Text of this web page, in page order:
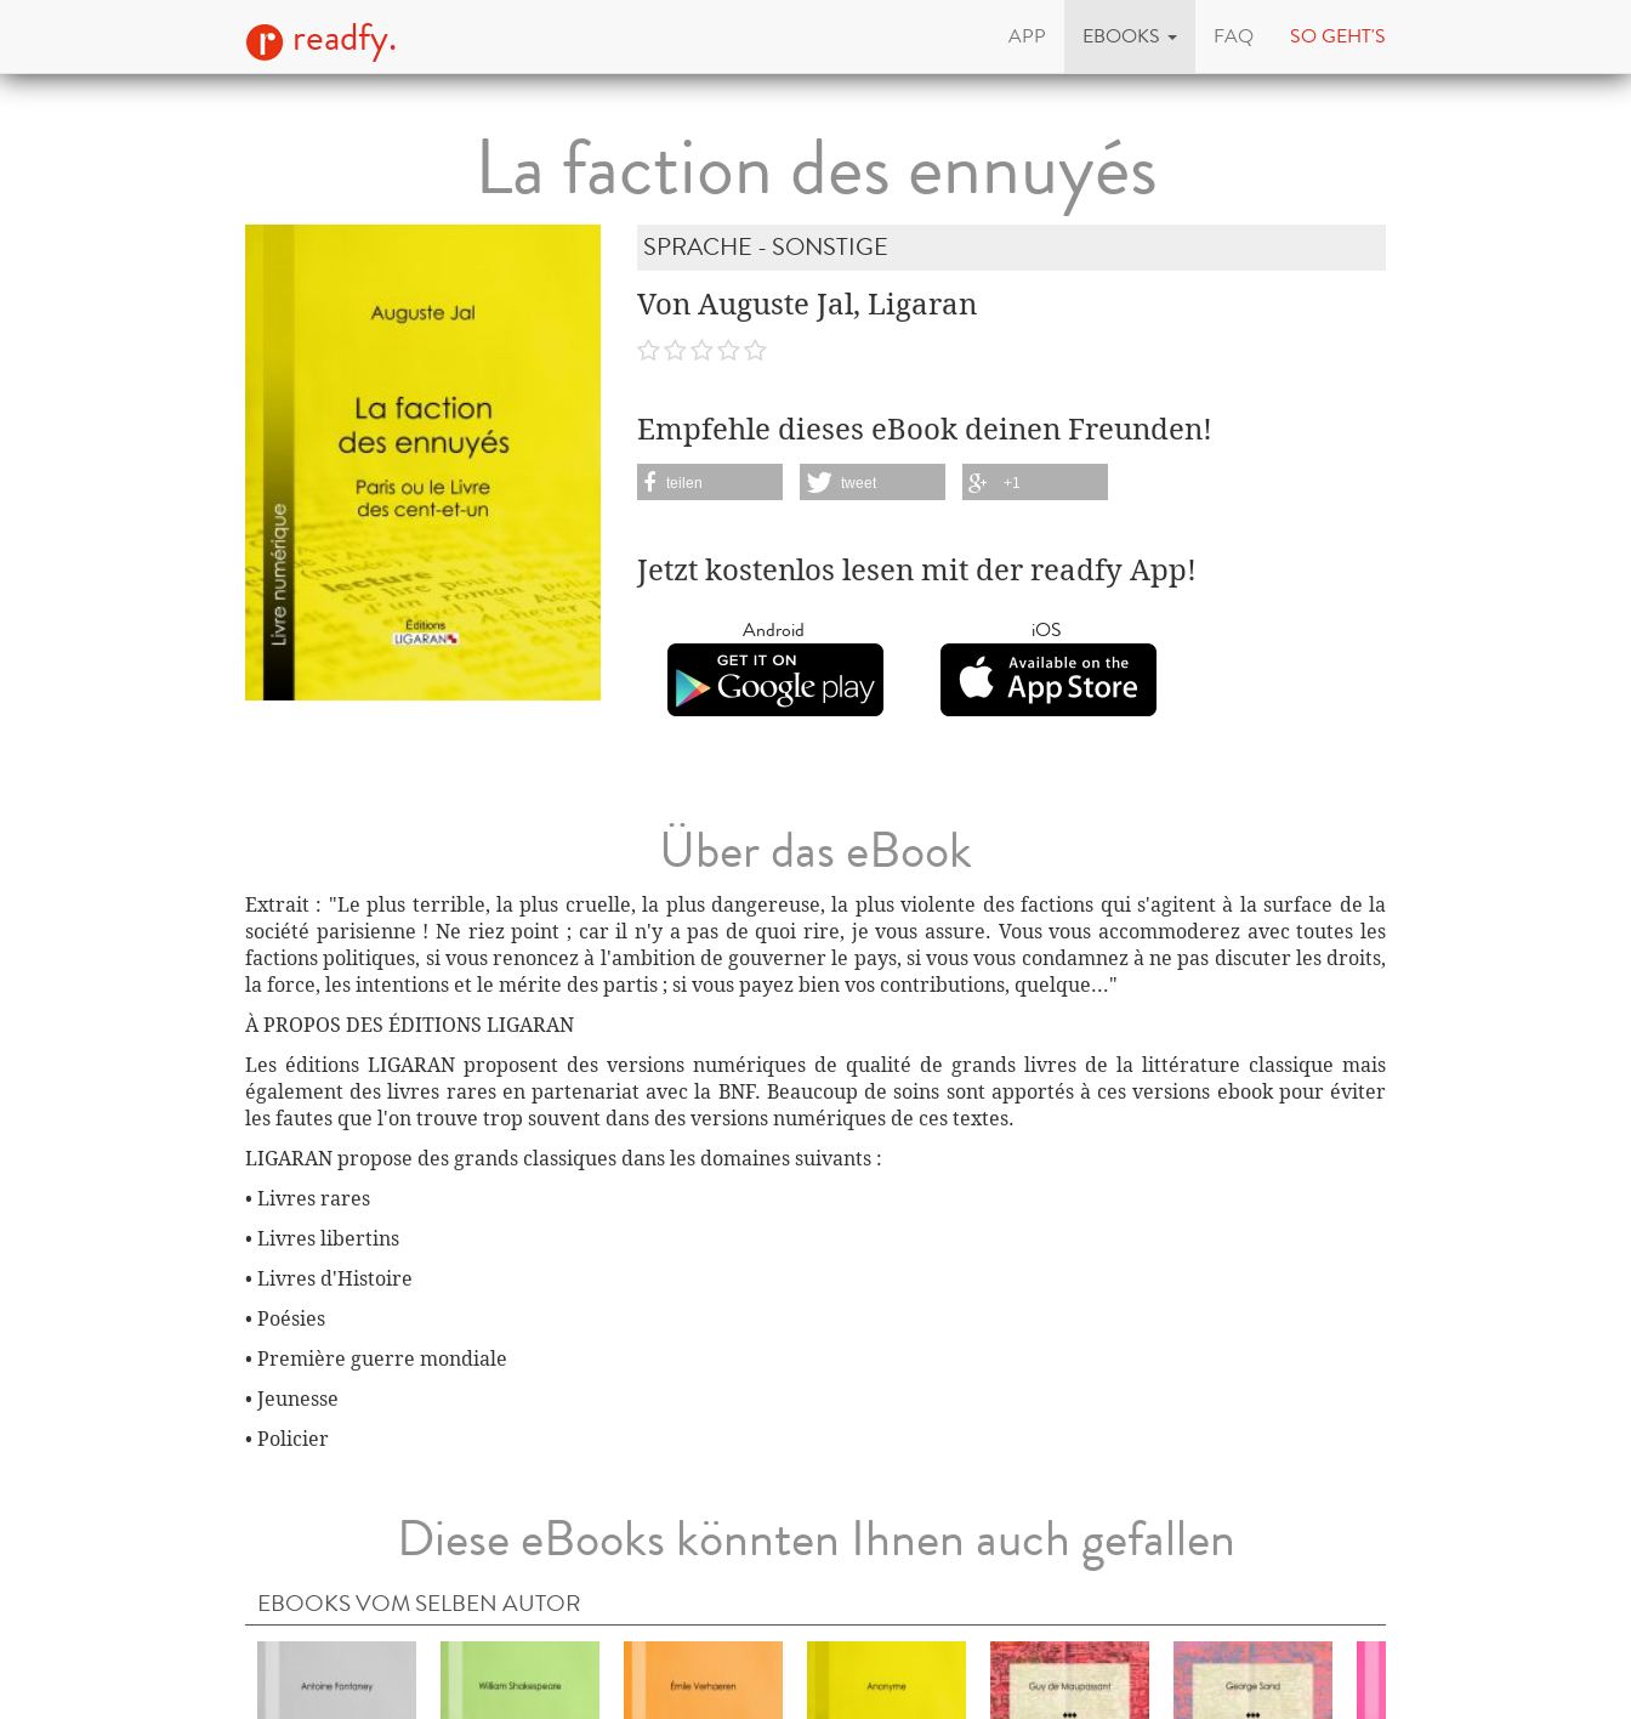
readfy. APP EBOOKS FAQ SO GEHT'S
La faction des ennuyés
SPRACHE - SONSTIGE
Von Auguste Jal, Ligaran
Empfehle dieses eBook deinen Freunden!
teilen tweet +1
Jetzt kostenlos lesen mit der readfy App!
Android iOS
Über das eBook
Extrait : "Le plus terrible, la plus cruelle, la plus dangereuse, la plus violente des factions qui s'agitent à la surface de la
société parisienne ! Ne riez point ; car il n'y a pas de quoi rire, je vous assure. Vous vous accommoderez avec toutes les
factions politiques, si vous renoncez à l'ambition de gouverner le pays, si vous vous condamnez à ne pas discuter les droits,
la force, les intentions et le mérite des partis ; si vous payez bien vos contributions, quelque..."
À PROPOS DES ÉDITIONS LIGARAN
Les éditions LIGARAN proposent des versions numériques de qualité de grands livres de la littérature classique mais
également des livres rares en partenariat avec la BNF. Beaucoup de soins sont apportés à ces versions ebook pour éviter
les fautes que l'on trouve trop souvent dans des versions numériques de ces textes.
LIGARAN propose des grands classiques dans les domaines suivants :
• Livres rares
• Livres libertins
• Livres d'Histoire
• Poésies
• Première guerre mondiale
• Jeunesse
• Policier
Diese eBooks könnten Ihnen auch gefallen
EBOOKS VOM SELBEN AUTOR